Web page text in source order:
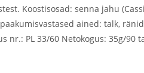
Koostisosad: senna jahu
ained: talk,
PL 33/60 Netokogus: 35g/